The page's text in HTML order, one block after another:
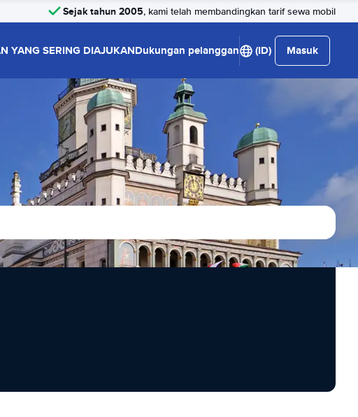
Sejak tahun 2005, kami telah membandingkan tarif sewa mobil
YANG SERING DIAJUKANDukungan pelanggan (ID) Masuk